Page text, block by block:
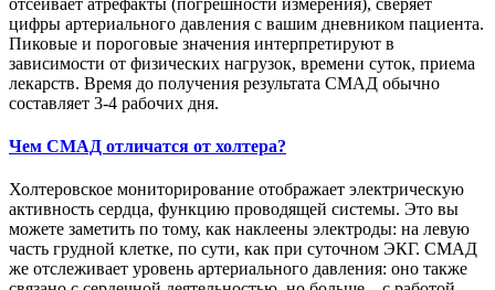
цифры артериального давления с вашим дневником пациента.
Пиковые и пороговые значения интерпретируют в
зависимости от физических нагрузок, времени суток, приема
лекарств. Время до получения результата СМАД обычно
составляет 3-4 рабочих дня.
Чем СМАД отличатся от холтера?
Холтеровское мониторирование отображает электрическую
активность сердца, функцию проводящей системы. Это вы
можете заметить по тому, как наклеены электроды: на левую
часть грудной клетке, по сути, как при суточном ЭКГ. СМАД
же отслеживает уровень артериального давления: оно также